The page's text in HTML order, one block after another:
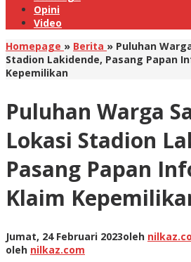
Opini
Video
Homepage » Berita » Puluhan
Stadion Lakidende, Pasang Papan
Kepemilikan
Puluhan Warga
Lokasi Stadion
Pasang Papan
Klaim
Jumat, 24 Februari 2023oleh
oleh nilkaz.com